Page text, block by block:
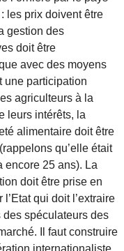
les prix doivent être
gestion des
doit être
avec des moyens
une participation
agriculteurs à la
leurs intérêts, la
alimentaire doit être
qu’elle était
encore 25 ans). La
doit être prise en
l’Etat qui doit l’extraire
des spéculateurs des
Il faut construire
internationaliste